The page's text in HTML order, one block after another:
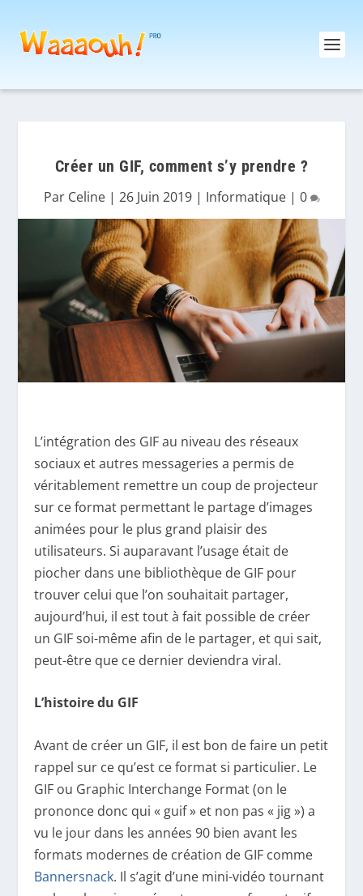
Créer un GIF, comment s’y prendre ?
Par Celine| 26 Juin 2019| Informatique| 0
L’intégration des GIF au niveau des réseaux
sociaux et autres messageries a permis de
véritablement remettre un coup de projecteur
sur ce format permettant le partage d’images
animées pour le plus grand plaisir des
utilisateurs. Si auparavant l’usage était de
piocher dans une bibliothèque de GIF pour
trouver celui que l’on souhaitait partager,
aujourd’hui, il est tout à fait possible de créer
un GIF soi-même afin de le partager, et qui sait,
peut-être que ce dernier deviendra viral.
L’histoire du GIF
Avant de créer un GIF, il est bon de faire un petit
rappel sur ce qu’est ce format si particulier. Le
GIF ou Graphic Interchange Format (on le
prononce donc qui « guif » et non pas « jig ») a
vu le jour dans les années 90 bien avant les
formats modernes de création de GIF comme
Bannersnack. Il s’agit d’une mini-vidéo tournant